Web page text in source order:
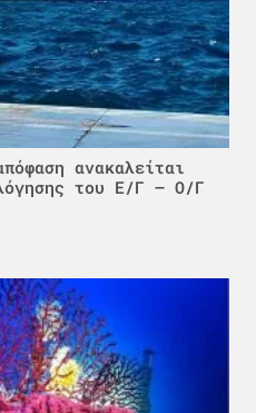
ανακαλείται
του Ε/Γ – Ο/Γ